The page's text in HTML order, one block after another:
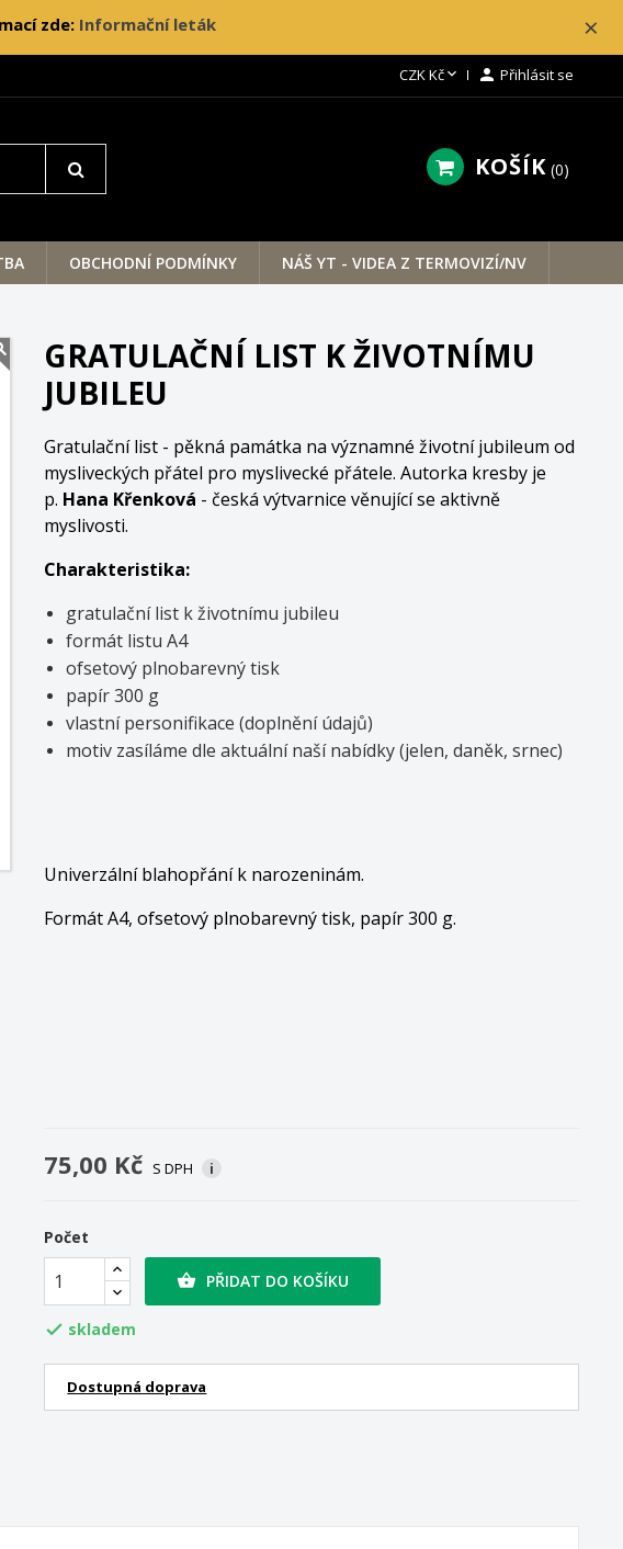
×
zde: Informační leták
CZK Kč  Přihlásit se
KOŠÍK 0
OBCHODNÍ PODMÍNKY NÁŠ YT - VIDEA Z TERMOVIZÍ/NV
GRATULAČNÍ LIST K ŽIVOTNÍMU
JUBILEU
Gratulační list - pěkná památka na významné životní jubileum od
mysliveckých přátel pro myslivecké přátele. Autorka kresby je
p. Hana Křenková - česká výtvarnice věnující se aktivně
myslivosti.
Charakteristika:
gratulační list k životnímu jubileu
formát listu A4
ofsetový plnobarevný tisk
papír 300 g
vlastní personifikace (doplnění údajů)
motiv zasíláme dle aktuální naší nabídky (jelen, daněk, srnec)
Univerzální blahopřání k narozeninám.
Formát A4, ofsetový plnobarevný tisk, papír 300 g.
75,00 Kč S DPH i
Počet
 PŘIDAT DO KOŠÍKU
 skladem
Dostupná doprava